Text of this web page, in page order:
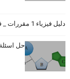
دليل فيزياء 1 مقررات _ فيزياء أول ثانوي كاملا _
حل اسئلة